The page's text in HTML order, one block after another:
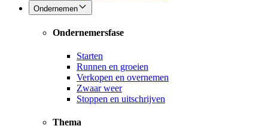
Ondernemen
Ondernemersfase
Starten
Runnen en groeien
Verkopen en overnemen
Zwaar weer
Stoppen en uitschrijven
Thema